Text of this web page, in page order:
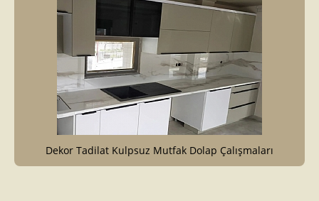
Dekor Tadilat Kulpsuz Mutfak Dolap Çalışmaları